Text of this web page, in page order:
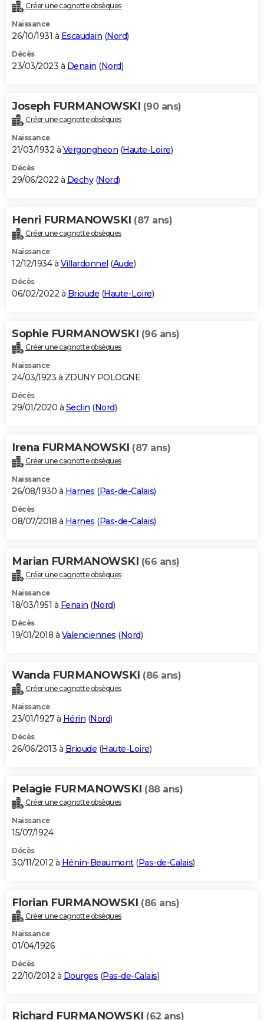
Créer une cagnotte obsèques
Naissance
26/10/1931 à Escaudain (Nord)
Décès
23/03/2023 à Denain (Nord)
Joseph FURMANOWSKI (90 ans)
Créer une cagnotte obsèques
Naissance
21/03/1932 à Vergongheon (Haute-Loire)
Décès
29/06/2022 à Dechy(Nord)
Henri FURMANOWSKI (87 ans)
Créer une cagnotte obsèques
Naissance
12/12/1934 à Villardonnel (Aude)
Décès
06/02/2022 à Brioude (Haute-Loire)
Sophie FURMANOWSKI (96 ans)
Créer une cagnotte obsèques
Naissance
24/03/1923 à ZDUNY POLOGNE
Décès
29/01/2020 à Seclin (Nord)
Irena FURMANOWSKI (87 ans)
Créer une cagnotte obsèques
Naissance
26/08/1930 à Harnes (Pas-de-Calais)
Décès
08/07/2018 à Harnes (Pas-de-Calais)
Marian FURMANOWSKI (66 ans)
Créer une cagnotte obsèques
Naissance
18/03/1951 à Fenain (Nord)
Décès
19/01/2018 à Valenciennes (Nord)
Wanda FURMANOWSKI (86 ans)
Créer une cagnotte obsèques
Naissance
23/01/1927 à Hérin (Nord)
Décès
26/06/2013 à Brioude (Haute-Loire)
Pelagie FURMANOWSKI (88 ans)
Créer une cagnotte obsèques
Naissance
15/07/1924
Décès
30/11/2012 à Hénin-Beaumont(Pas-de-Calais)
Florian FURMANOWSKI (86 ans)
Créer une cagnotte obsèques
Naissance
01/04/1926
Décès
22/10/2012 à Dourges (Pas-de-Calais)
Richard FURMANOWSKI (62 ans)